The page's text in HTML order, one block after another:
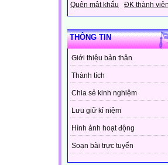
Quên mật khẩu ĐK thành viên
THÔNG TIN
Giới thiệu bản thân
Thành tích
Chia sẻ kinh nghiệm
Lưu giữ kỉ niệm
Hình ảnh hoạt động
Soạn bài trực tuyến